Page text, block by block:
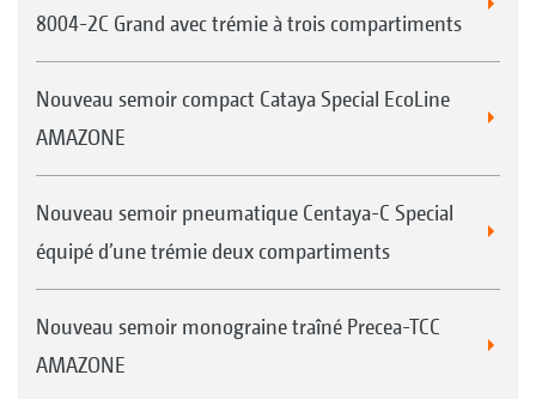
8004-2C Grand avec trémie à trois compartiments
Nouveau semoir compact Cataya Special EcoLine
AMAZONE
Nouveau semoir pneumatique Centaya-C Special
équipé d’une trémie deux compartiments
Nouveau semoir monograine traîné Precea-TCC
AMAZONE